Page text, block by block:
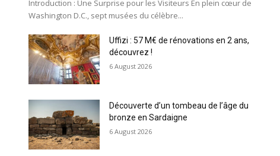
Introduction : Une Surprise pour les Visiteurs En plein cœur de
Washington D.C., sept musées du célèbre...
Uffizi : 57 M€ de rénovations en 2 ans,
découvrez !
6 August 2026
Découverte d’un tombeau de l’âge du
bronze en Sardaigne
6 August 2026